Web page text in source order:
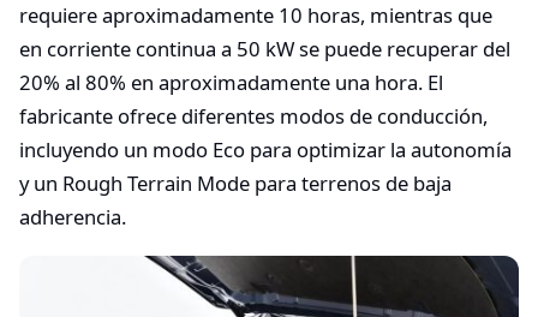
requiere aproximadamente 10 horas, mientras que
en corriente continua a 50 kW se puede recuperar del
20% al 80% en aproximadamente una hora. El
fabricante ofrece diferentes modos de conducción,
incluyendo un modo Eco para optimizar la autonomía
y un Rough Terrain Mode para terrenos de baja
adherencia.